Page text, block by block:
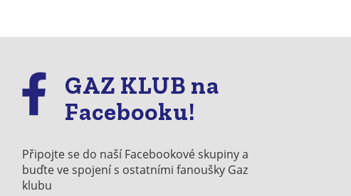
GAZ KLUB na
Facebooku!
Připojte se do naší Facebookové skupiny a
buďte ve spojení s ostatními fanoušky Gaz
klubu